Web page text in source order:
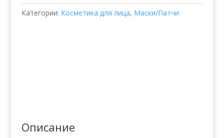
зеленого
чая
Категории: Косметика для лица, Маски/Патчи
Описание